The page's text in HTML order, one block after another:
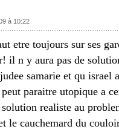
à 10:22
etre toujours sur ses
il n y aura pas de
samarie et qu israel
paraitre utopique a
realiste au
le cauchemard du